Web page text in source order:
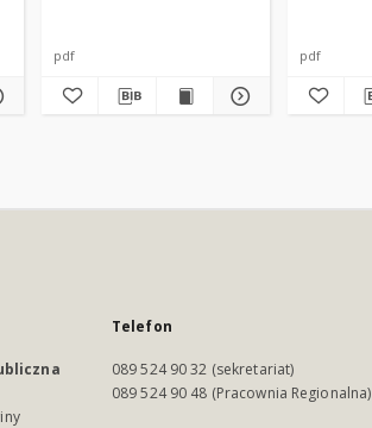
pdf pdf
Telefon
089 524 90 32 (sekretariat)
089 524 90 48 (Pracownia Regionalna)